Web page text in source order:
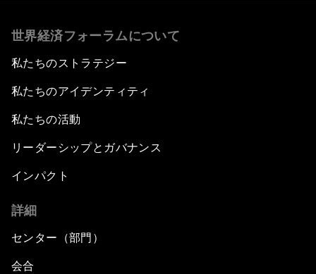
世界経済フォーラムについて
私たちのストラテジー
私たちのアイデンティティ
私たちの活動
リーダーシップとガバナンス
インパクト
詳細
センター（部門）
会合